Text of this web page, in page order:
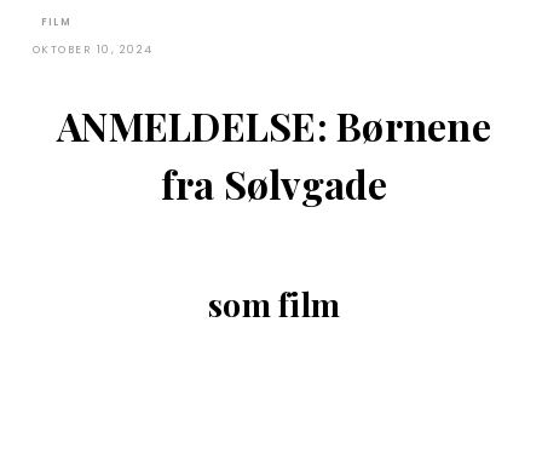
FILM
OKTOBER 10, 2024
ANMELDELSE: Børnene
fra Sølvgade
som film